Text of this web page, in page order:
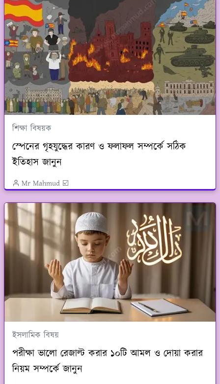
শিক্ষা বিষয়ক
স্পেনের গৃহযুদ্ধের কারণ ও ফলাফল সম্পর্কে সঠিক
ইতিহাস জানুন
Mr Mahmud ☑️
ইসলামিক বিষয়
পরীক্ষা ভালো রেজাল্ট করার ১০টি আমল ও দোয়া করার
নিয়ম সম্পর্কে জানুন